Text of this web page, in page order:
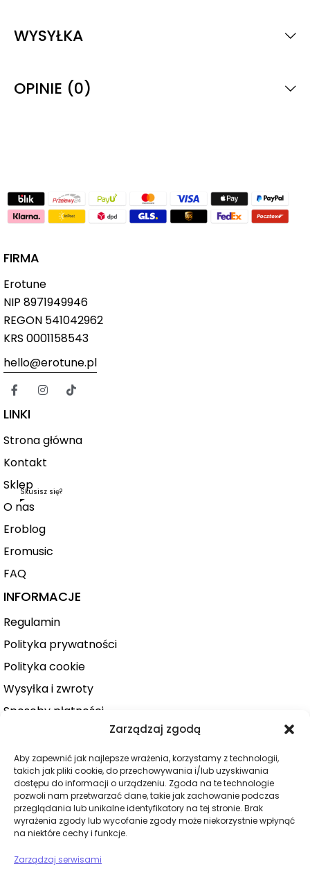
Zarządzaj zgodą
Aby zapewnić jak najlepsze wrażenia, korzystamy z technologii,
takich jak pliki cookie, do przechowywania i/lub uzyskiwania
dostępu do informacji o urządzeniu. Zgoda na te technologie
pozwoli nam przetwarzać dane, takie jak zachowanie podczas
przeglądania lub unikalne identyfikatory na tej stronie. Brak
wyrażenia zgody lub wycofanie zgody może niekorzystnie wpłynąć
na niektóre cechy i funkcje.
Zarządzaj serwisami
WYSYŁKA
OPINIE (0)
FIRMA
Erotune
NIP 8971949946
REGON 541042962
KRS 0001158543
hello@erotune.pl
LINKI
Strona główna
Kontakt
Sklep
O nas
Skusisz się?
Eroblog
Eromusic
FAQ
INFORMACJE
Regulamin
Polityka prywatności
Polityka cookie
Wysyłka i zwroty
Sposoby płatności
Zamówienie
KATEGORIE
Dla niej
Dla niego